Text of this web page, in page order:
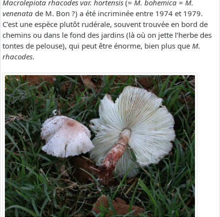
Macrolepiota rhacodes var. hortensis (= M. bohemica = M.
venenata de M. Bon ?) a été incriminée entre 1974 et 1979.
C’est une espèce plutôt rudérale, souvent trouvée en bord de
chemins ou dans le fond des jardins (là où on jette l’herbe des
tontes de pelouse), qui peut être énorme, bien plus que M.
rhacodes.